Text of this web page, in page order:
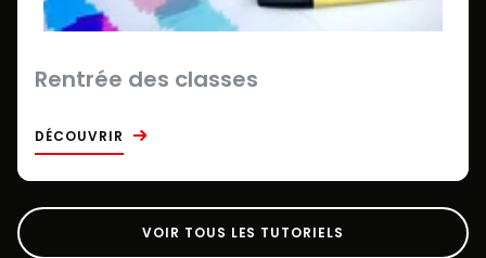
Rentrée des classes
DÉCOUVRIR
VOIR TOUS LES TUTORIELS